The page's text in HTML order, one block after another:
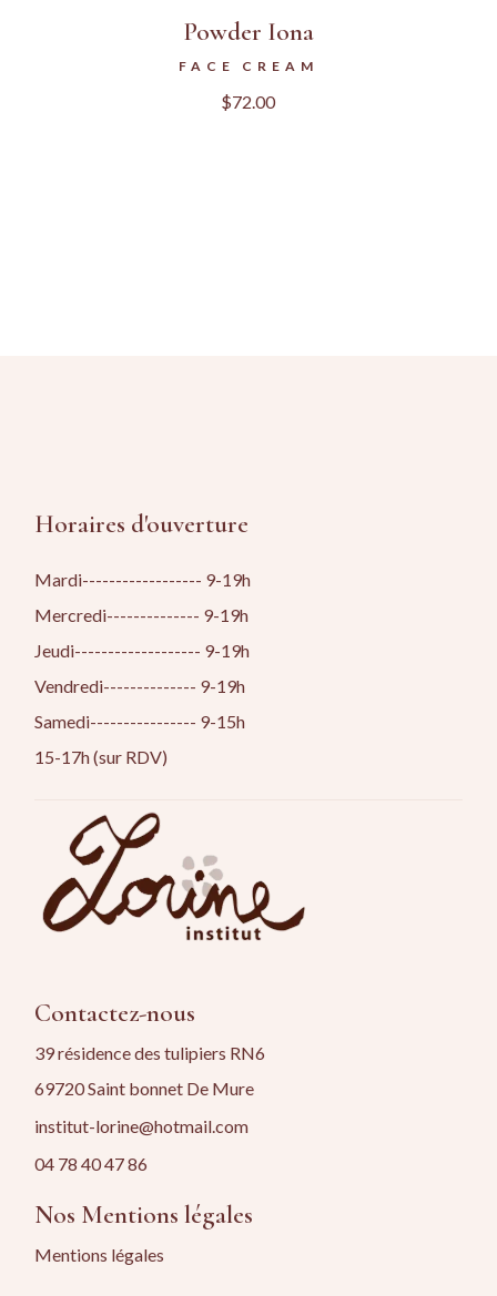
Powder Iona
FACE CREAM
$72.00
Horaires d'ouverture
Mardi------------------ 9-19h
Mercredi-------------- 9-19h
Jeudi------------------- 9-19h
Vendredi-------------- 9-19h
Samedi---------------- 9-15h
15-17h (sur RDV)
Contactez-nous
39 résidence des tulipiers RN6
69720 Saint bonnet De Mure
institut-lorine@hotmail.com
04 78 40 47 86
Nos Mentions légales
Mentions légales